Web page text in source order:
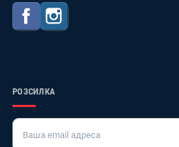
Facebook
РОЗСИЛКА